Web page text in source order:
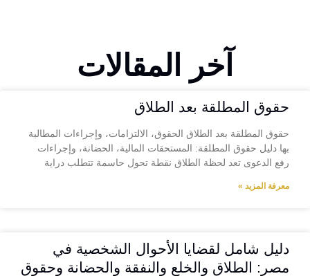
آخر المقالات
حقوق المطلقة بعد الطلاق
حقوق المطلقة بعد الطلاق الحقوق، الالتزامات، وإجراءات المطالبة
بها دليل حقوق المطلقة: المستحقات المالية، الحضانة، وإجراءات
رفع الدعوى تعد لحظة الطلاق نقطة تحول حاسمة تتطلب دراية
معرفة المزيد »
دليل شامل لقضايا الأحوال الشخصية في
مصر: الطلاق والخلع والنفقة والحضانة وحقوق